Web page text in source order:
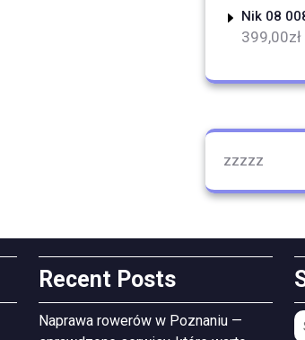
Nik 08
399,00zł
zzzzz
Recent Posts
Naprawa rowerów w Poznaniu —